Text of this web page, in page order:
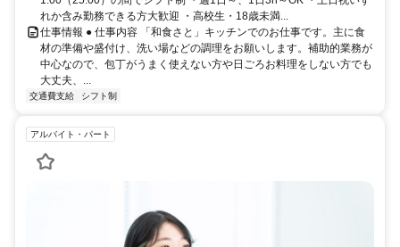
れか含み勤務できる方大歓迎 ・高校生・18歳未満...
仕事情報 ● 仕事内容 「和食さと」キッチンでのお仕事です。主に食
材の準備や盛付け、洗い場などの調理をお願いします。補助的業務が
中心なので、包丁がうまく使えない方や日ごろお料理をしない方でも
大丈夫、...
交通費支給 シフト制
アルバイト・パート